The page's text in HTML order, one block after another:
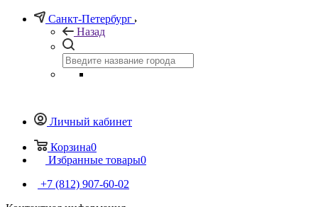
Санкт-Петербург
Назад
Личный кабинет
Корзина0
Избранные товары0
+7 (812) 907-60-02